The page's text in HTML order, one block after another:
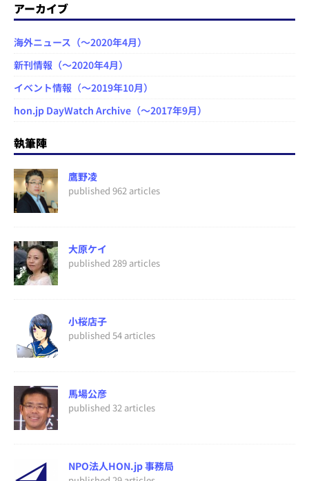
アーカイブ
海外ニュース（～2020年4月）
新刊情報（～2020年4月）
イベント情報（～2019年10月）
hon.jp DayWatch Archive（～2017年9月）
執筆陣
鷹野凌
published 962 articles
大原ケイ
published 289 articles
小桜店子
published 54 articles
馬場公彦
published 32 articles
NPO法人HON.jp 事務局